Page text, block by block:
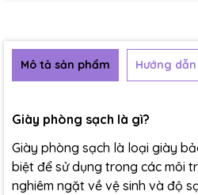
Mô tả sản phẩm Hướng
Giày phòng sạch là gì?
Giày phòng sạch là loại giày
biệt để sử dụng trong các môi
nghiêm ngặt về vệ sinh và độ